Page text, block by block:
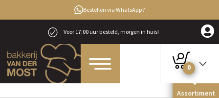
Bestellen via WhatsApp?
Voor 17:00 uur besteld, morgen in huis!
0
Assortiment
Home Lunch & lekkernij Broodje Kwekkeboom kroket